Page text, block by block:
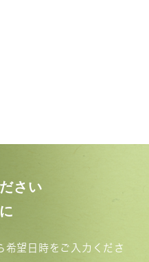
さい
希望日時をご入力くださ